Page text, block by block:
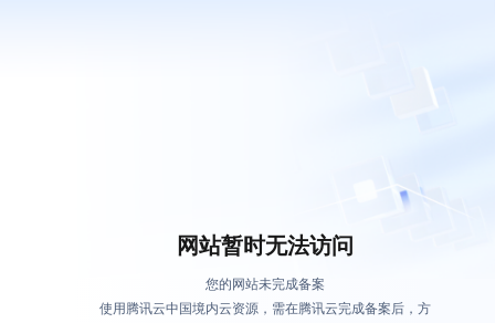
网站暂时无法访问
您的网站未完成备案
使用腾讯云中国境内云资源，需在腾讯云完成备案后，方